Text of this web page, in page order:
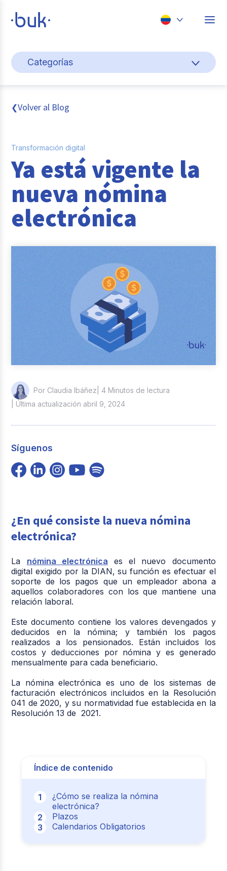
Perú
Categorías
Cultura y bienestar laboral
Gestión de personas
Pago de nómina
Buk
Transformación digital
Tendencias y Data
Columna del Experto
❮Volver al Blog
Transformación digital
Ya está vigente la
nueva nómina
electrónica
Por Claudia Ibáñez | 4 Minutos de lectura
| Última actualización abril 9, 2024
Síguenos
¿En qué consiste la nueva nómina
electrónica?
La nómina electrónica es el nuevo documento
digital exigido por la DIAN, su función es efectuar el
soporte de los pagos que un empleador abona a
aquellos colaboradores con los que mantiene una
relación laboral.
Este documento contiene los valores devengados y
deducidos en la nómina; y también los pagos
realizados a los pensionados. Están incluidos los
costos y deducciones por nómina y es generado
mensualmente para cada beneficiario.
La nómina electrónica es uno de los sistemas de
facturación electrónicos incluidos en la Resolución
041 de 2020, y su normatividad fue establecida en la
Resolución 13 de 2021.
Índice de contenido
¿Cómo se realiza la nómina
electrónica?
Plazos
Calendarios Obligatorios